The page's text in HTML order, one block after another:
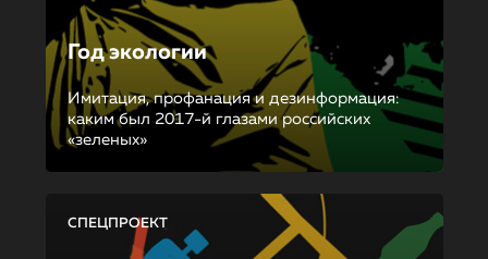
Год экологии
Имитация, профанация и дезинформация:
каким был 2017-й глазами российских
«зеленых»
СПЕЦПРОЕКТ